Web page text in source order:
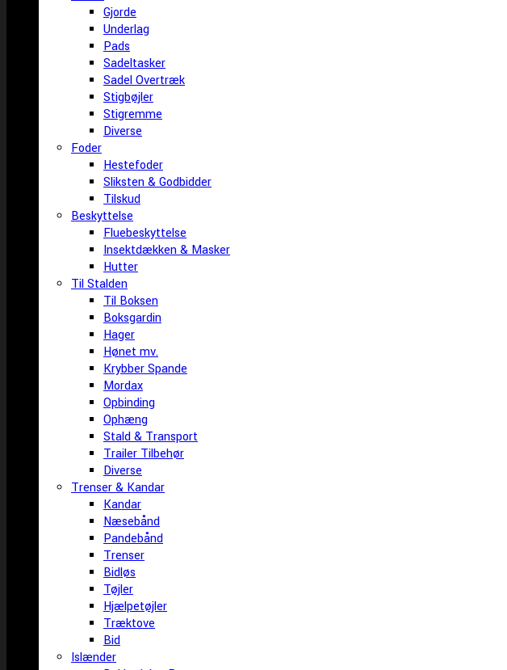
Gjorde
Underlag
Pads
Sadeltasker
Sadel Overtræk
Stigbøjler
Stigremme
Diverse
Foder
Hestefoder
Sliksten & Godbidder
Tilskud
Beskyttelse
Fluebeskyttelse
Insektdækken & Masker
Hutter
Til Stalden
Til Boksen
Boksgardin
Hager
Hønet mv.
Krybber Spande
Mordax
Opbinding
Ophæng
Stald & Transport
Trailer Tilbehør
Diverse
Trenser & Kandar
Kandar
Næsebånd
Pandebånd
Trenser
Bidløs
Tøjler
Hjælpetøjler
Træktove
Bid
Islænder